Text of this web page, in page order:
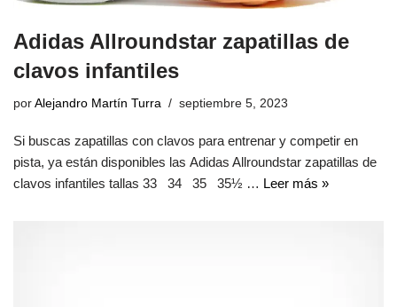
Adidas Allroundstar zapatillas de
clavos infantiles
por Alejandro Martín Turra septiembre 5, 2023
Si buscas zapatillas con clavos para entrenar y competir en
pista, ya están disponibles las Adidas Allroundstar zapatillas de
clavos infantiles tallas 33 34 35 35½ … Leer más »